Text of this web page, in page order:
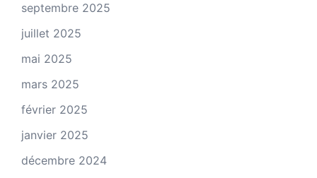
septembre 2025
juillet 2025
mai 2025
mars 2025
février 2025
janvier 2025
décembre 2024